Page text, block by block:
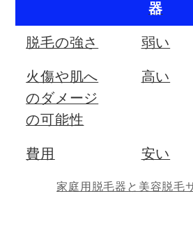
器
脱毛の強さ 弱い
火傷や肌へ
のダメージ
の可能性
高い
費用 安い
家庭用脱毛器と美容脱毛